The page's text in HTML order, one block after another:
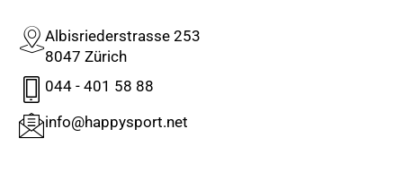
Albisriederstrasse 253
8047 Zürich
044 - 401 58 88
info@happysport.net